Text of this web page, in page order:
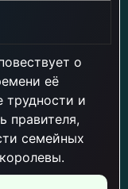
о
её
трудности и
правителя,
семейных